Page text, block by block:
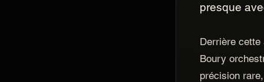
presque
Derrière cette
Boury
précision